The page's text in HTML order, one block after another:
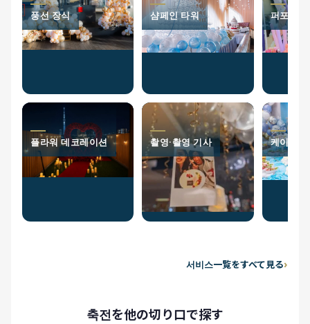
풍선 장식
플라워 데코레이션
샴페인 타워
촬영·촬영 기사
퍼포머
케이터링
서비스一覧をすべて見る
축전を他の切り口で探す